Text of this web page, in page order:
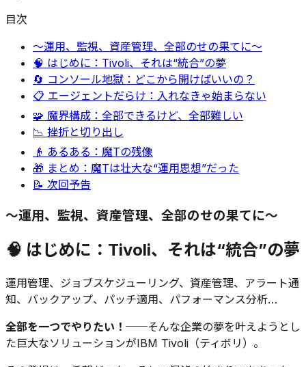
目次
〜運用、監視、資産管理、全部のせの果てに〜
🧠 はじめに：Tivoli、それは“統合”の夢
🔄 コンソール地獄：どこから開けばいいの？
📋 エージェントだらけ：入れなきゃ始まらない
🧩 魔界構成：全部できるけど、全部難しい
📉 挫折と切り出し
👴 あるある：魔Tの残像
🎁 まとめ：魔Tは壮大な“運用思想”だった
📝 次回予告
〜運用、監視、資産管理、全部のせの果てに〜
🧠 はじめに：Tivoli、それは“統合”の夢
運用管理、ジョブスケジューリング、資産管理、アラート通
知、バックアップ、パッチ適用、パフォーマンス分析…
全部を一つでやりたい！ ──そんな企業の夢を叶えようとし
た巨大なソリューションがIBM Tivoli（ティボリ）。